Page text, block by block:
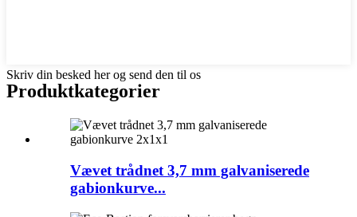
Skriv din besked her og send den til os
Produktkategorier
Vævet trådnet 3,7 mm galvaniserede
gabionkurve...